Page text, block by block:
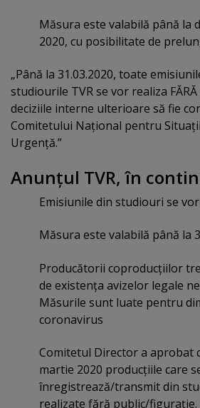
Măsura este valabilă până la
2020, cu posibilitate de
„Până la 31.03.2020, toate
studiourile TVR se vor realiza
deciziile interne ulterioare să fie
Comitetului Naţional pentru
Urgenţă.”
Anunţul TVR, în
Emisiunile din studiouri se
Măsura este valabilă până la
Producătorii coproducţiilor
de existenţa avizelor legale
Măsurile sunt luate pentru
coronavirus
Comitetul Director a aprobat
martie 2020 producţiile care
înregistrează/transmit din
realizate fără public/figuraţie.